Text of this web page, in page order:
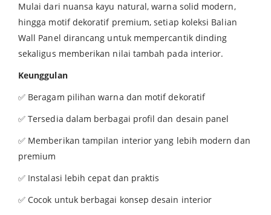
Mulai dari nuansa kayu natural, warna solid modern,
hingga motif dekoratif premium, setiap koleksi Balian
Wall Panel dirancang untuk mempercantik dinding
sekaligus memberikan nilai tambah pada interior.
Keunggulan
✅ Beragam pilihan warna dan motif dekoratif
✅ Tersedia dalam berbagai profil dan desain panel
✅ Memberikan tampilan interior yang lebih modern dan
premium
✅ Instalasi lebih cepat dan praktis
✅ Cocok untuk berbagai konsep desain interior